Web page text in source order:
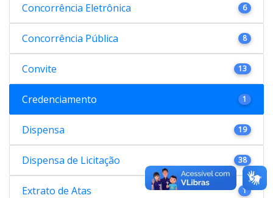
Concorrência Eletrônica 6
Concorrência Pública 8
Convite 13
Credenciamento 1
Dispensa 19
Dispensa de Licitação 38
Extrato de Atas 1